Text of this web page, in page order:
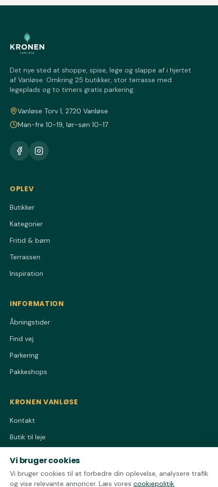
Det nye sted at shoppe, spise, lege og slappe af i hjertet
af Vanløse. Omkring 25 butikker, stor terrasse med
legeplads og to timers gratis parkering.
Vanløse Torv 1, 2720 Vanløse
Man-fre 10-19, lør-søn 10-17
OPLEV
Butikker
Kategorier
Fritid & børn
Terrassen
Inspiration
INFORMATION
Åbningstider
Find vej
Parkering
Pakkeshops
KRONEN VANLØSE
Kontakt
Butik til leje
Cookiepolitik
Vi bruger cookies
Vi bruger cookies til at forbedre din oplevelse, analysere trafik
og vise relevante annoncer. Læs vores cookiepolitik.